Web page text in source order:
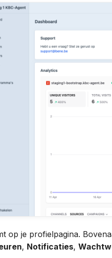
op je profielpagina.
, Notificaties,